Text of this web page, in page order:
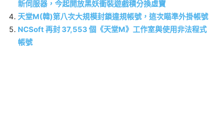
新伺服器，今起開放黑妖衝裝遊戲積分換虛寶
天堂M(韓)第八次大規模封鎖違規帳號，這次瞄準外掛帳號
NCSoft 再封 37,553 個《天堂M》工作室與使用非法程式
帳號